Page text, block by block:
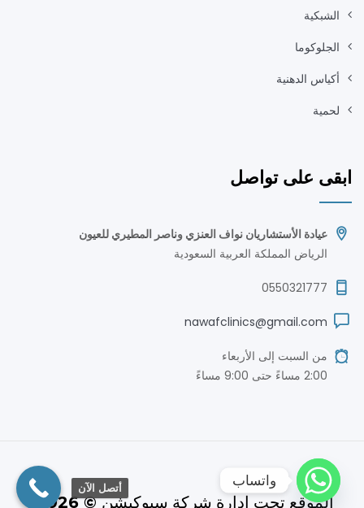
الشبكية
الجلوكوما
أكياس الدهنية
لحمية
ابقى على تواصل
عيادة الأستشاريان نواف العنزي وناصر المطيري للعيون
الرياض المملكة العربية السعودية
0550321777
nawafclinics@gmail.com
من السبت إلى الأربعاء
2:00 مساءً حتى 9:00 مساءً
الموقع تحت ادارة شركة سيوكيشن©
2026
أتصل الآن واتساب